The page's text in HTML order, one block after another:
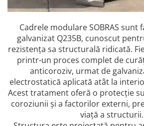
Cadrele modulare SOBRAS sunt
galvanizat Q235B, cunoscut
rezistența sa structurală ridicată.
printr-un proces complet de
anticoroziv, urmat de
electrostatică aplicată atât la
Acest tratament oferă o protecție
coroziunii și a factorilor externi,
viață a structurii.